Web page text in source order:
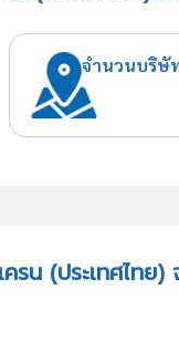
จำนวนบริษั
รน (ประเทศไทย)